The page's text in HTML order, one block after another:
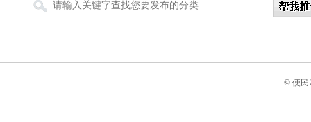
搜索
© 便